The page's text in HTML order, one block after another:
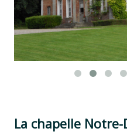
La chapelle Notre-